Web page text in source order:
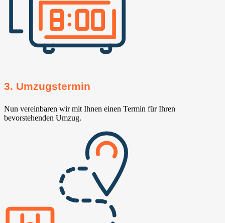
3. Umzugstermin
Nun vereinbaren wir mit Ihnen einen Termin für Ihren
bevorstehenden Umzug.